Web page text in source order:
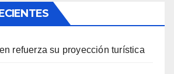
refuerza su proyección turística